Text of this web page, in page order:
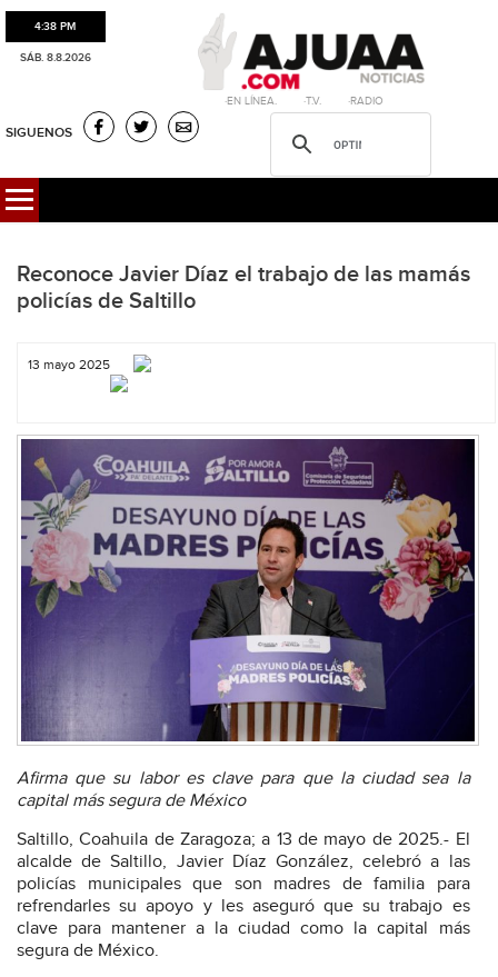
4:38 PM
SÁB. 8.8.2026
·EN LÍNEA. ·T.V. ·RADIO
SIGUENOS
Reconoce Javier Díaz el trabajo de las mamás
policías de Saltillo
13 mayo 2025
Afirma que su labor es clave para que la ciudad sea la
capital más segura de México
Saltillo, Coahuila de Zaragoza; a 13 de mayo de 2025.- El
alcalde de Saltillo, Javier Díaz González, celebró a las
policías municipales que son madres de familia para
refrendarles su apoyo y les aseguró que su trabajo es
clave para mantener a la ciudad como la capital más
segura de México.